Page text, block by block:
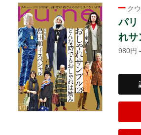
クウ
パリ
れサ
980円